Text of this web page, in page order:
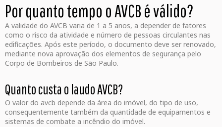
Por quanto tempo o AVCB é válido?
A validade do AVCB varia de 1 a 5 anos, a depender de fatores
como o risco da atividade e número de pessoas circulantes nas
edificações. Após este período, o documento deve ser renovado,
mediante nova aprovação dos elementos de segurança pelo
Corpo de Bombeiros de São Paulo.
Quanto custa o laudo AVCB?
O valor do avcb depende da área do imóvel, do tipo de uso,
consequentemente também da quantidade de equipamentos e
sistemas de combate a incêndio do imóvel.